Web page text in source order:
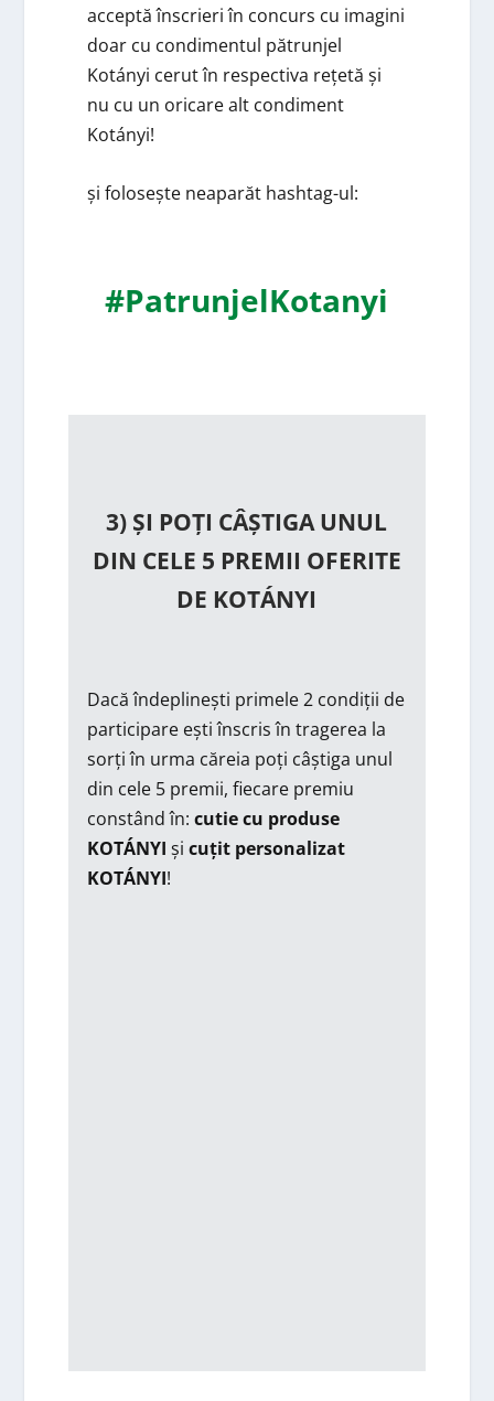
acceptă înscrieri în concurs cu imagini
doar cu condimentul pătrunjel
Kotányi cerut în respectiva rețetă și
nu cu un oricare alt condiment
Kotányi!
și folosește neaparăt hashtag-ul:
#PatrunjelKotanyi
3) ȘI POȚI CÂȘTIGA UNUL
DIN CELE 5 PREMII OFERITE
DE KOTÁNYI
Dacă îndeplinești primele 2 condiții de
participare ești înscris în tragerea la
sorți în urma căreia poți câștiga unul
din cele 5 premii, fiecare premiu
constând în: cutie cu produse
KOTÁNYI și cuțit personalizat
KOTÁNYI!